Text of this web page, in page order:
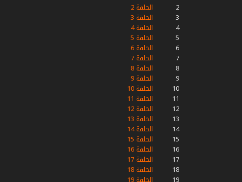
2
الحلقة 2
3
الحلقة 3
4
الحلقة 4
5
الحلقة 5
6
الحلقة 6
7
الحلقة 7
8
الحلقة 8
9
الحلقة 9
10
الحلقة 10
11
الحلقة 11
12
الحلقة 12
13
الحلقة 13
14
الحلقة 14
15
الحلقة 15
16
الحلقة 16
17
الحلقة 17
18
الحلقة 18